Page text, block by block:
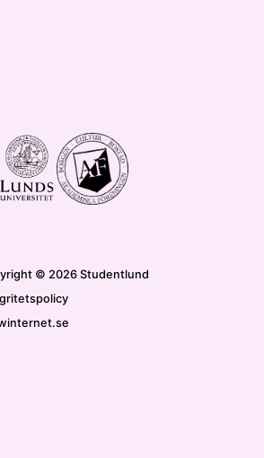
© 2026 Studentlund